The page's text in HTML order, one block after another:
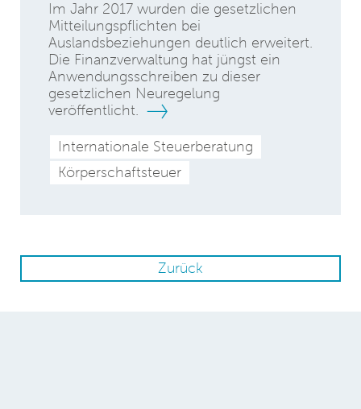
Im Jahr 2017 wurden die gesetzlichen
Mitteilungspflichten bei
Auslandsbeziehungen deutlich erweitert.
Die Finanzverwaltung hat jüngst ein
Anwendungsschreiben zu dieser
gesetzlichen Neuregelung
veröffentlicht.
Internationale Steuerberatung
Körperschaftsteuer
Zurück